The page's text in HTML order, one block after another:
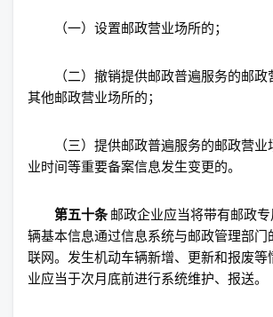
（一）设置邮政营业场所的；
（二）撤销提供邮政普遍服务的邮政
其他邮政营业场所的；
（三）提供邮政普遍服务的邮政营业
业时间等重要备案信息发生变更的。
第五十条邮政企业应当将带有邮政
辆基本信息通过信息系统与邮政管理部门
联网。发生机动车辆新增、更新和报废等
业应当于次月底前进行系统维护、报送。